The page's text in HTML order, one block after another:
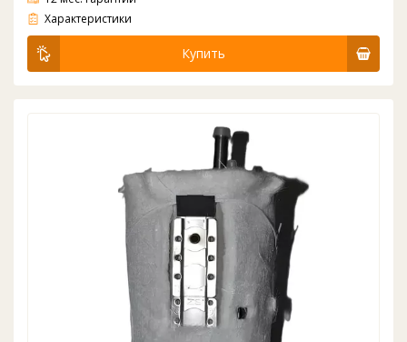
Характеристики
Купить